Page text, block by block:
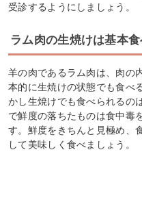
受診するようにしましょう。
ラム肉の生焼けは基本食
羊の肉であるラム肉は、肉の
本的に生焼けの状態でも食べ
かし生焼けでも食べられるの
で鮮度の落ちたものは食中毒
す。鮮度をきちんと見極め、
して美味しく食べましょう。